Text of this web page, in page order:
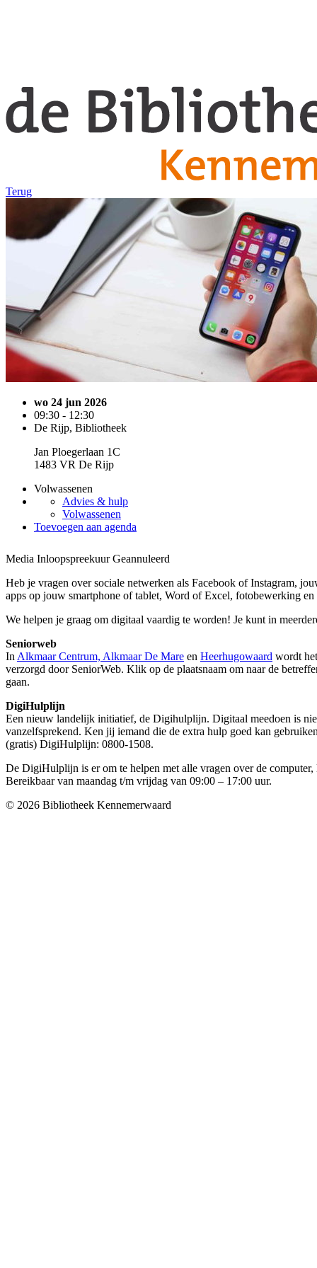
Terug
wo 24 jun 2026
09:30 - 12:30
De Rijp, Bibliotheek
Jan Ploegerlaan 1C
1483 VR De Rijp
Volwassenen
Advies & hulp
Volwassenen
Toevoegen aan agenda
Media InloopspreekuurGeannuleerd
Heb je vragen over sociale netwerken als Facebook of Instagram,
apps op jouw smartphone of tablet, Word of Excel, fotobewerking en
We helpen je graag om digitaal vaardig te worden! Je kunt in
Seniorweb
In Alkmaar Centrum, Alkmaar De Mare en Heerhugowaard wordt
verzorgd door SeniorWeb. Klik op de plaatsnaam om naar de
gaan.
DigiHulplijn
Een nieuw landelijk initiatief, de Digihulplijn. Digitaal meedoen is
vanzelfsprekend. Ken jij iemand die de extra hulp goed kan
(gratis) DigiHulplijn: 0800-1508.
De DigiHulplijn is er om te helpen met alle vragen over de computer,
Bereikbaar van maandag t/m vrijdag van 09:00 – 17:00 uur.
© 2026 Bibliotheek Kennemerwaard